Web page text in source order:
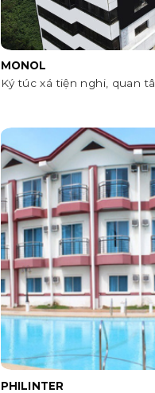
MONOL
Ký túc xá tiện nghi, quan
PHILINTER